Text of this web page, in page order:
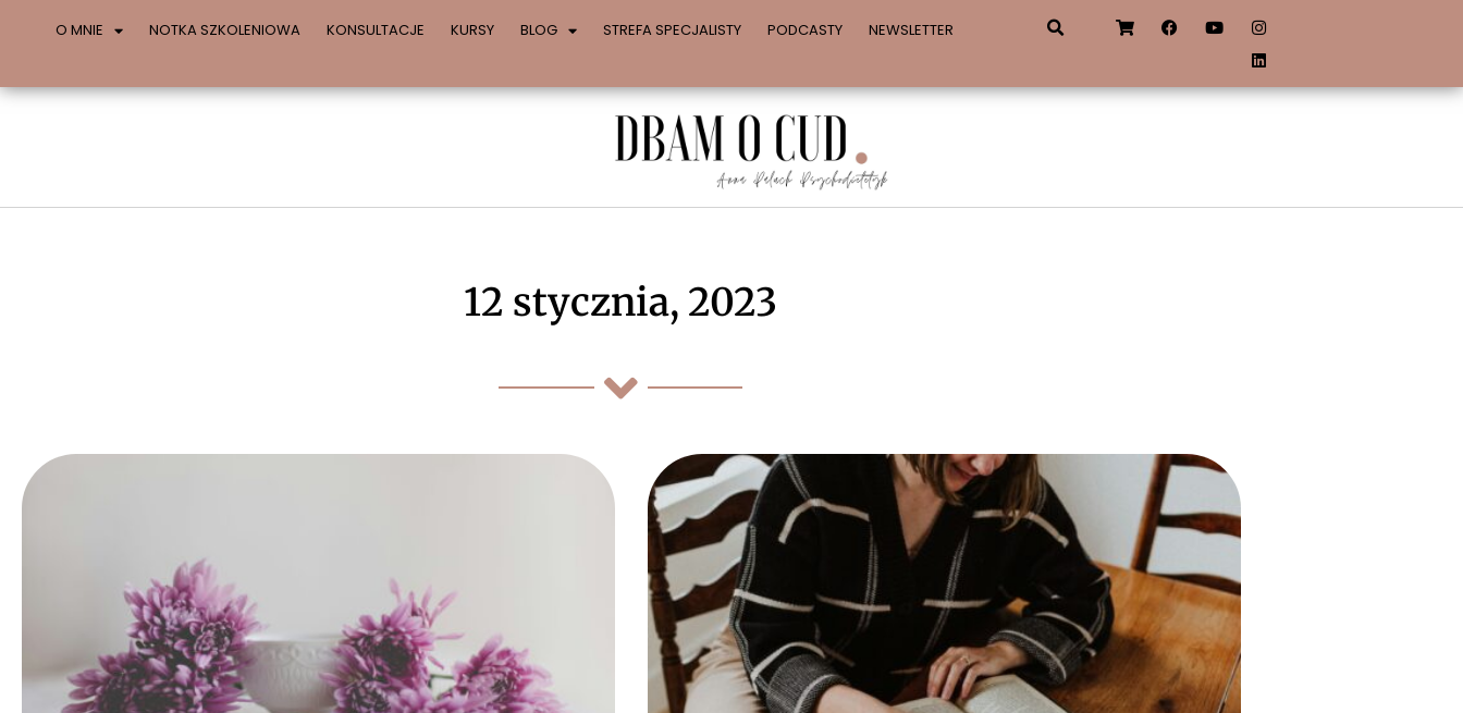
O MNIE NOTKA SZKOLENIOWA KONSULTACJE KURSY BLOG STREFA SPECJALISTY PODCASTY NEWSLETTER
12 stycznia, 2023